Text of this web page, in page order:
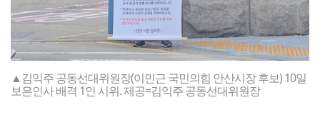
▲김익주 공동선대위원장(이민근 국민의힘 안산시장 후보) 10일
보은인사 배격 1인 시위. 제공=김익주 공동선대위원장